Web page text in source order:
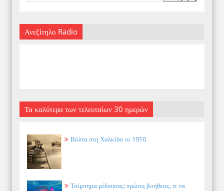
Ανεξίτηλο Radio
Τα καλύτερα των τελευταίων 30 ημερών
Βόλτα στη Χαλκίδα το 1910
Τσίμπημα μέδουσας: πρώτες βοήθειες, τι να